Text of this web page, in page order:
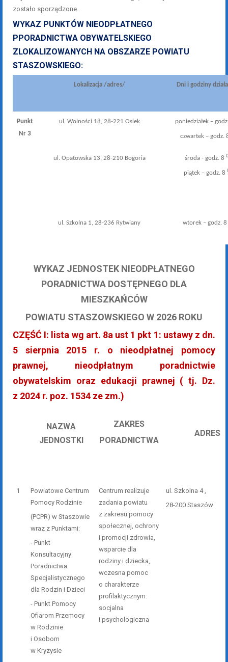
zostało sporządzone.
WYKAZ PUNKTÓW NIEODPŁATNEGO
PPORADNICTWA OBYWATELSKIEGO
ZLOKALIZOWANYCH NA OBSZARZE POWIATU
STASZOWSKIEGO:
Lokalizacja /adres/ Dni i godziny
Punkt
Nr 3
ul. Wolności 18, 28-221 Osiek poniedziałek –
czwartek – godz.
ul. Opatowska 13, 28-210 Bogoria środa - godz. 8
piątek – godz. 8
ul. Szkolna 1, 28-236 Rytwiany wtorek – godz. 8
WYKAZ JEDNOSTEK NIEODPŁATNEGO
PORADNICTWA DOSTĘPNEGO DLA
MIESZKAŃCÓW
POWIATU STASZOWSKIEGO W 2026 ROKU
CZĘŚĆ I: lista wg art. 8a ust 1 pkt 1: ustawy z dn.
5 sierpnia 2015 r. o nieodpłatnej pomocy
prawnej, nieodpłatnym poradnictwie
obywatelskim oraz edukacji prawnej ( tj. Dz.
z 2024 r. poz. 1534 ze zm.)
NAZWA
JEDNOSTKI
ZAKRES
PORADNICTWA
ADRES
1
Powiatowe Centrum
Pomocy Rodzinie
(PCPR) w Staszowie
wraz z Punktami:
- Punkt
Konsultacyjny
Poradnictwa
Specjalistycznego
dla Rodzin i Dzieci
- Punkt Pomocy
Ofiarom Przemocy
w Rodzinie
i Osobom
w Kryzysie
Centrum realizuje
zadania powiatu
z zakresu pomocy
społecznej, ochrony
i promocji zdrowia,
wsparcie dla
rodziny i dziecka,
wczesna pomoc
o charakterze
profilaktycznym:
socjalna
i psychologiczna
ul. Szkolna 4 ,
28-200 Staszów